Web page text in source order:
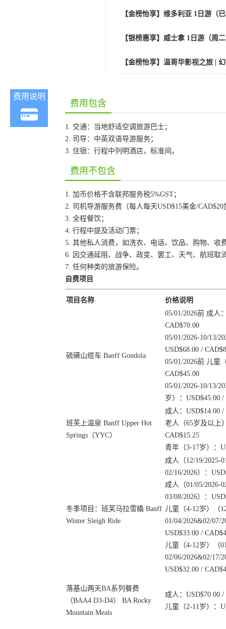
【金榜怡享】维多利亚 1日游（
【银榜惠享】威士拿 1日游（周
【金榜怡享】温哥华影视之旅 |
费用说明
费用包含
1. 交通：当地舒适空调旅游巴士；
2. 司导：中英双语导游服务；
3. 住宿：行程中列明酒店，标准间。
费用不包含
1. 加币价格不含联邦服务税5%GST；
2. 司机导游服务费（每人每天USD$15美金/CAD$20
3. 全程餐饮；
4. 行程中提及活动门票；
5. 其他私人消费，如洗衣、电话、饮品、购物、收
6. 因交通延阻、战争、政变、罢工、天气、航班取
7. 任何种类的旅游保险。
自费项目
项目名称 价格说明
硫磺山缆车 Banff Gondola
05/01/2026前 成人
CAD$70.00
05/01/2026-10/13/
USD$68.00 /
05/01/2026前 儿童
CAD$45.00
05/01/2026-10/13/
岁）：USD$45.00 /
班芙上温泉 Banff Upper Hot
Springs（YYC）
成人：USD$14.00 /
老人（65岁及以上
CAD$15.25
青年（3-17岁）：
冬季项目：班芙马拉雪橇 Banff
Winter Sleigh Ride
成人（12/19/2025-
02/16/2026）：
成人（01/05/2026-
03/08/2026）：
儿童（4-12岁）（
01/04/2026&02/07/
USD$33.00 /
儿童（4-12岁）（
02/06/2026&02/17/
USD$32.00 /
落基山两天BA系列餐费
（BAA4 D3-D4） BA Rocky
Mountain Meals
成人：USD$70.00 /
儿童（2-11岁）：